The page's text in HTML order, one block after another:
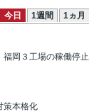
今日 1週間 1ヵ月
福岡３工場の稼働停止
策本格化